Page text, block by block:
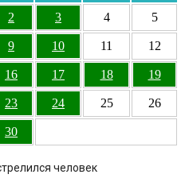
2 3 4 5
9 10 11 12
16 17 18 19
23 24 25 26
30
человек